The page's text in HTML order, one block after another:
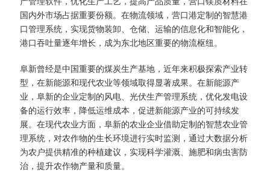
国内外市场占据重要份额。在物流领域，营口港定制的智慧港
口管理系统，实现货物装卸、仓储、运输的信息化和智能化，
港口吞吐量逐年增长，成为东北地区重要的物流枢纽。​
阜新曾经是中国重要的煤炭生产基地，近年来积极探索产业转
型，在新能源和现代农业等领域取得显著成果。在新能源产
业，阜新的企业定制的风电、光伏生产管理系统，优化发电设
备的运行效率，降低运维成本，促进新能源产业的可持续发
展。在现代农业方面，阜新的农业企业借助定制的智慧农业管
理系统，对农作物的生长环境进行实时监测，通过大数据分析
为农户提供精准的种植建议，实现科学灌溉、施肥和病虫害防
治，提升农作物产量和质量。​